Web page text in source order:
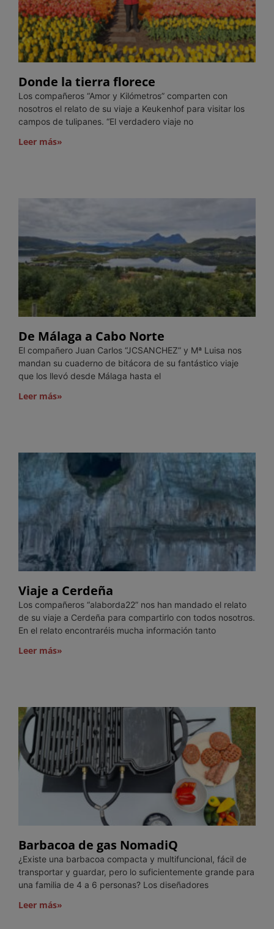
Donde la tierra florece
Los compañeros “Amor y Kilómetros” comparten con
nosotros el relato de su viaje a Keukenhof para visitar los
campos de tulipanes. “El verdadero viaje no
Leer más»
De Málaga a Cabo Norte
El compañero Juan Carlos “JCSANCHEZ” y Mª Luisa nos
mandan su cuaderno de bitácora de su fantástico viaje
que los llevó desde Málaga hasta el
Leer más»
Viaje a Cerdeña
Los compañeros “alaborda22” nos han mandado el relato
de su viaje a Cerdeña para compartirlo con todos nosotros.
En el relato encontraréis mucha información tanto
Leer más»
Barbacoa de gas NomadiQ
¿Existe una barbacoa compacta y multifuncional, fácil de
transportar y guardar, pero lo suficientemente grande para
una familia de 4 a 6 personas? Los diseñadores
Leer más»